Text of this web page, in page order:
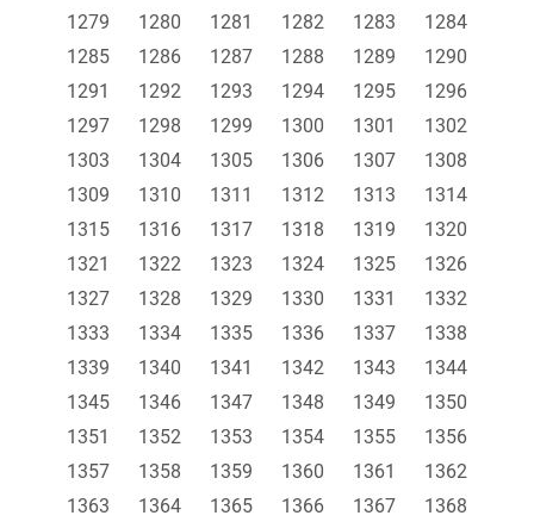
1279
1280 1281 1282 1283
1284
1285
1286 1287 1288 1289
1290
1291
1292 1293 1294 1295
1296
1297
1298 1299 1300 1301
1302
1303
1304 1305 1306 1307
1308
1309
1310 1311 1312 1313
1314
1315
1316 1317 1318 1319
1320
1321
1322 1323 1324 1325
1326
1327
1328 1329 1330 1331
1332
1333
1334 1335 1336 1337
1338
1339
1340 1341 1342 1343
1344
1345
1346 1347 1348 1349
1350
1351
1352 1353 1354 1355
1356
1357
1358 1359 1360 1361
1362
1363
1364 1365 1366 1367
1368